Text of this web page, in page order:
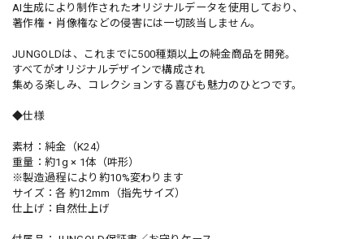
AI生成により制作されたオリジナルデータを使用しており、
著作権・肖像権などの侵害には一切該当しません。
JUNGOLDは、これまでに500種類以上の純金商品を開発。
すべてがオリジナルデザインで構成され
集める楽しみ、コレクションする喜びも魅力のひとつです。
◆仕様
素材：純金（K24）
重量：約1g × 1体（吽形）
※製造過程により約10%変わります
サイズ：各 約12mm（指先サイズ）
仕上げ：自然仕上げ